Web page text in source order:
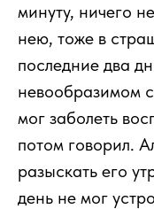
минуту, ничего
нею, тоже в
последние два
невообразимом
мог заболеть
потом говорил.
разыскать его
день не мог